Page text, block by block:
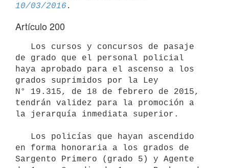
10/03/2016
Artículo 200
de grado que el personal policial
haya aprobado para el ascenso a los
grados suprimidos por la Ley
N° 19.315, de 18 de febrero de 2015,
tendrán validez para la promoción a
la jerarquía inmediata superior.
en forma honoraria a los grados de
Sargento Primero (grado 5) y Agente